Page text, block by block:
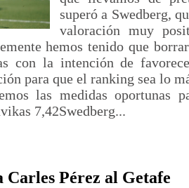
superó a Swedberg,
valoración muy
hemos tenido que
con la intención de
para que el ranking sea lo
las medidas oportunas
7,42Swedberg...
Carles Pérez al Getafe